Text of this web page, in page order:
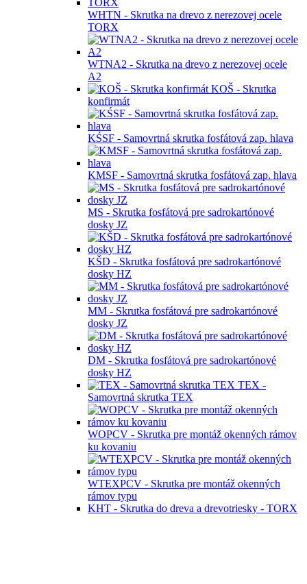
WHTN - Skrutka na drevo z nerezovej ocele
TORX
WTNA2 - Skrutka na drevo z nerezovej ocele
A2
KOŠ - Skrutka
konfirmát
KŚSF - Samovrtná skrutka fosfátová zap. hlava
KMSF - Samovrtná skrutka fosfátová zap. hlava
MS - Skrutka fosfátová pre sadrokartónové
dosky JZ
KŠD - Skrutka fosfátová pre sadrokartónové
dosky HZ
MM - Skrutka fosfátová pre sadrokartónové
dosky JZ
DM - Skrutka fosfátová pre sadrokartónové
dosky HZ
TEX -
Samovrtná skrutka TEX
WOPCV - Skrutka pre montáž okenných rámov
ku kovaniu
WTEXPCV - Skrutka pre montáž okenných
rámov typu
KHT - Skrutka do dreva a drevotriesky - TORX